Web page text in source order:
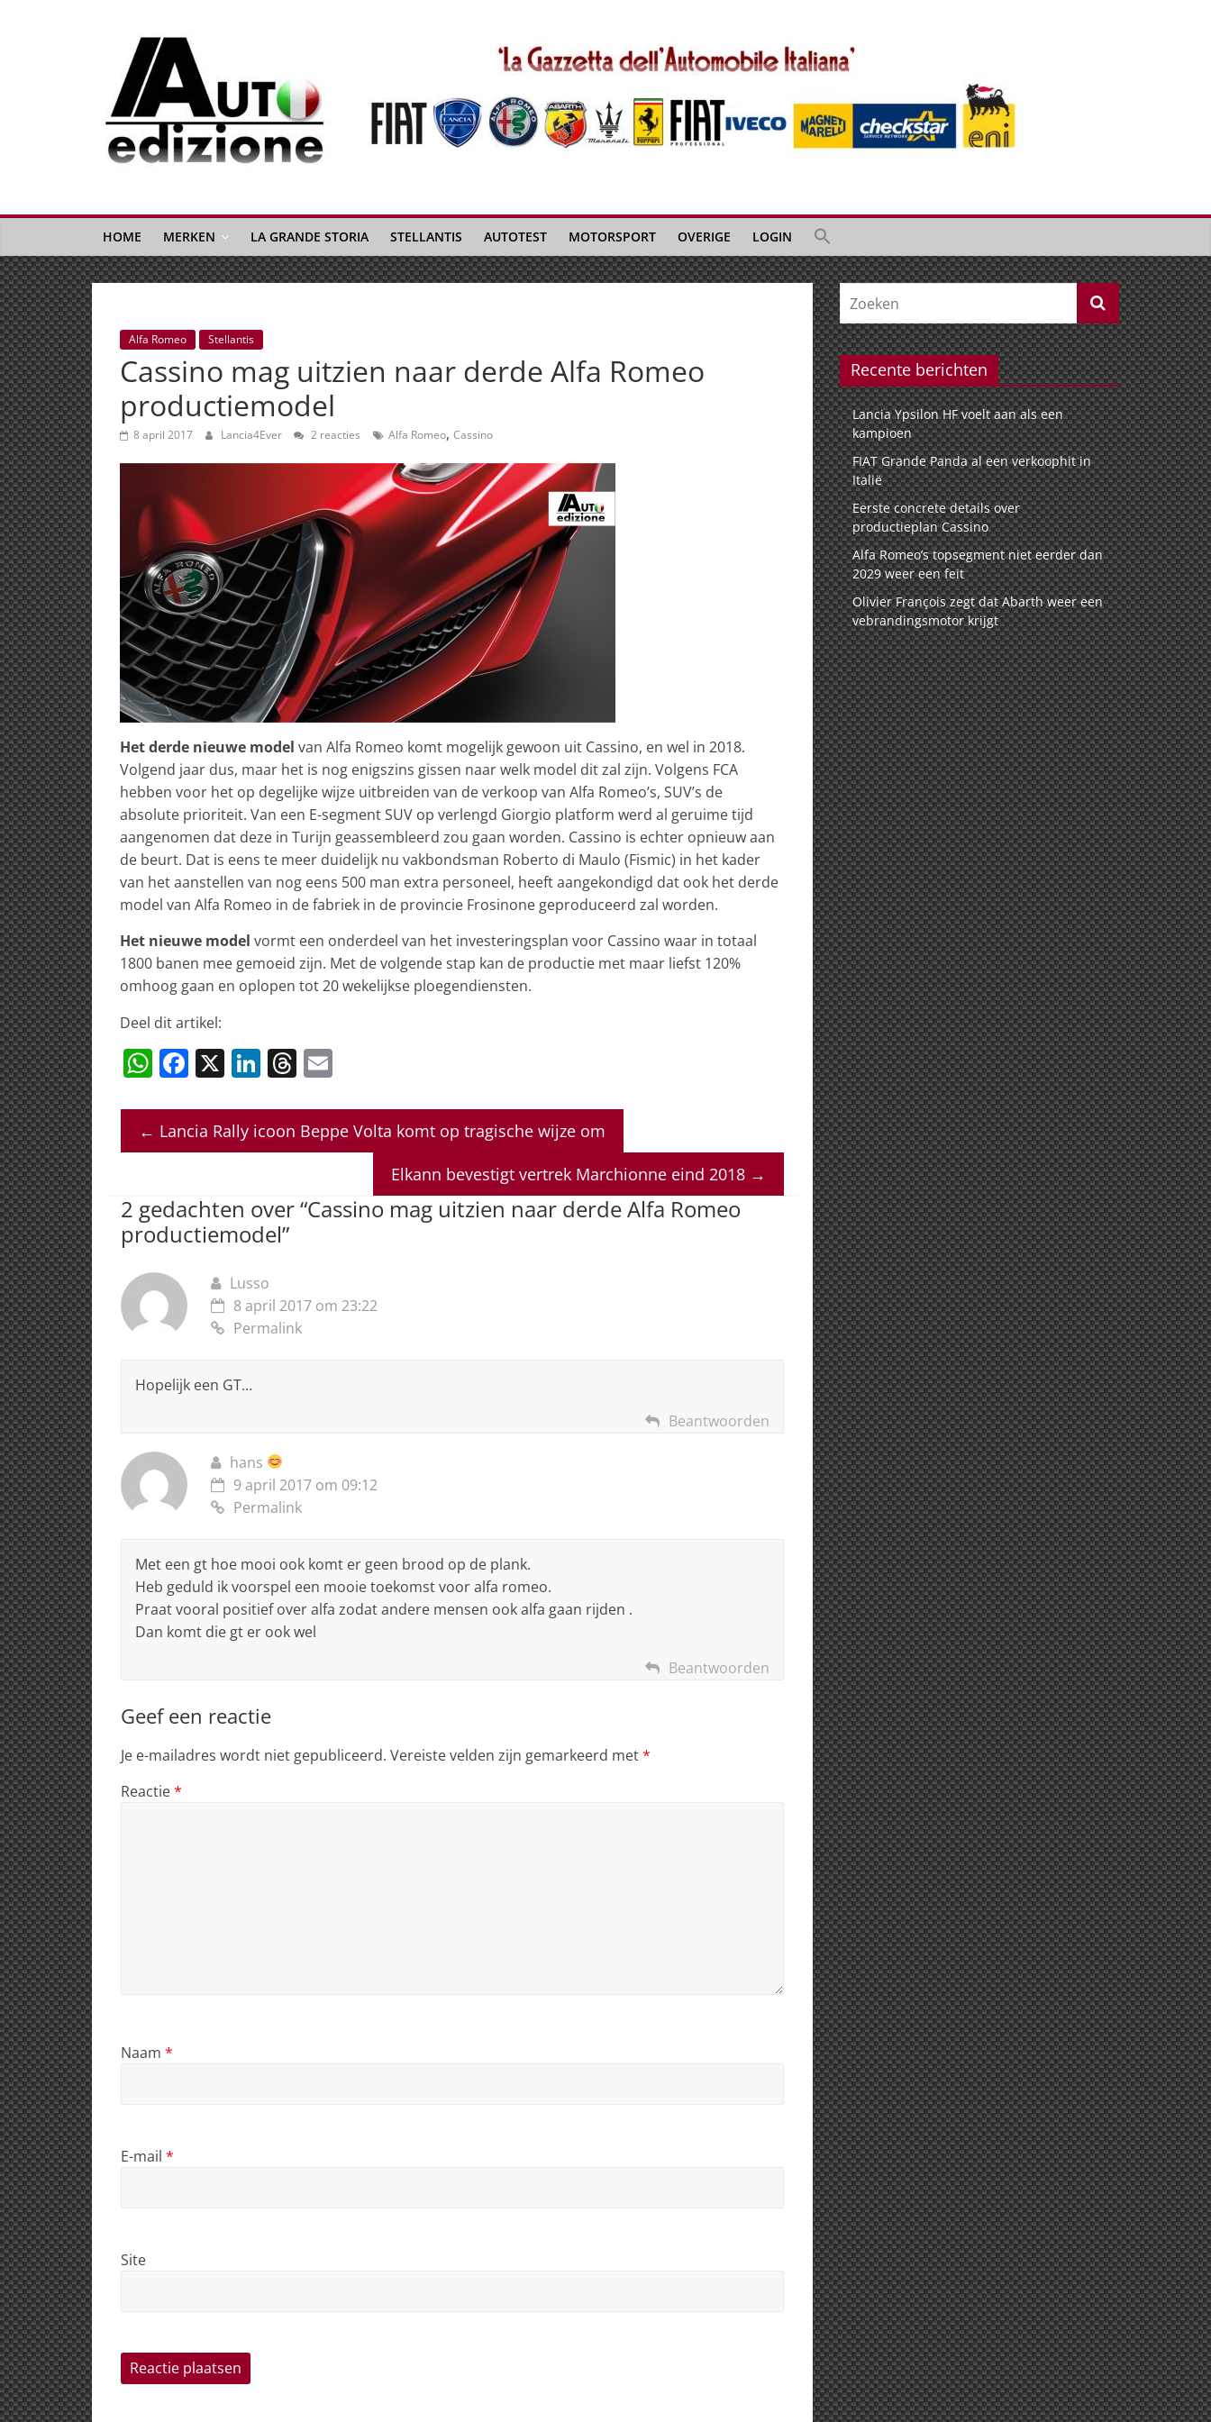
Auto
Edizione
La
Gazetta
dell'Automobile
Italiana
|
Italiaans
autonieuws
&
lifestyle
HOME MERKEN LA GRANDE STORIA STELLANTIS AUTOTEST MOTORSPORT OVERIGE LOGIN
Alfa Romeo Stellantis
Cassino mag uitzien naar derde Alfa Romeo
productiemodel
8 april 2017 Lancia4Ever 2 reacties Alfa Romeo, Cassino
Het derde nieuwe model van Alfa Romeo komt mogelijk gewoon uit Cassino, en wel in 2018.
Volgend jaar dus, maar het is nog enigszins gissen naar welk model dit zal zijn. Volgens FCA
hebben voor het op degelijke wijze uitbreiden van de verkoop van Alfa Romeo’s, SUV’s de
absolute prioriteit. Van een E-segment SUV op verlengd Giorgio platform werd al geruime tijd
aangenomen dat deze in Turijn geassembleerd zou gaan worden. Cassino is echter opnieuw aan
de beurt. Dat is eens te meer duidelijk nu vakbondsman Roberto di Maulo (Fismic) in het kader
van het aanstellen van nog eens 500 man extra personeel, heeft aangekondigd dat ook het derde
model van Alfa Romeo in de fabriek in de provincie Frosinone geproduceerd zal worden.
Het nieuwe model vormt een onderdeel van het investeringsplan voor Cassino waar in totaal
1800 banen mee gemoeid zijn. Met de volgende stap kan de productie met maar liefst 120%
omhoog gaan en oplopen tot 20 wekelijkse ploegendiensten.
Deel dit artikel:
W
at
s
p
p
F
c
e
o
o
X Li
k
e
n
T
re
a
s
ai
l
← Lancia Rally icoon Beppe Volta komt op tragische wijze om
Elkann bevestigt vertrek Marchionne eind 2018 →
2 gedachten over “Cassino mag uitzien naar derde Alfa Romeo
productiemodel”
Lusso
8 april 2017 om 23:22
Permalink
Hopelijk een GT…
Beantwoorden
hans
9 april 2017 om 09:12
Permalink
Met een gt hoe mooi ook komt er geen brood op de plank.
Heb geduld ik voorspel een mooie toekomst voor alfa romeo.
Praat vooral positief over alfa zodat andere mensen ook alfa gaan rijden .
Dan komt die gt er ook wel
Beantwoorden
Geef een reactie
Je e-mailadres wordt niet gepubliceerd. Vereiste velden zijn gemarkeerd met*
Reactie*
Naam *
E-mail *
Site
Recente berichten
Lancia Ypsilon HF voelt aan als een
kampioen
FIAT Grande Panda al een verkoophit in
Italië
Eerste concrete details over
productieplan Cassino
Alfa Romeo’s topsegment niet eerder dan
2029 weer een feit
Olivier François zegt dat Abarth weer een
vebrandingsmotor krijgt